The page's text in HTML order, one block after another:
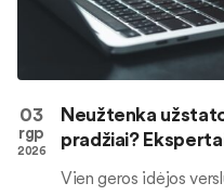
03
rgp
2026
Neužtenka
pradžiai?
Vien geros idėjos